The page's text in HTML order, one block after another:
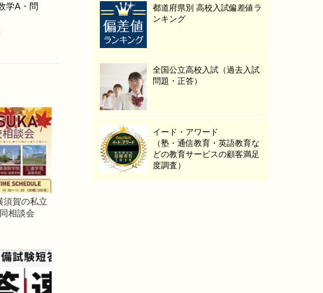
学A・問
須賀の私立
相談会
都道府県別 高校入試偏差値ラ
ンキング
全国公立高校入試（過去入試
問題・正答）
イード・アワード
（塾・通信教育・英語教育な
どの教育サービスの顧客満足
度調査）